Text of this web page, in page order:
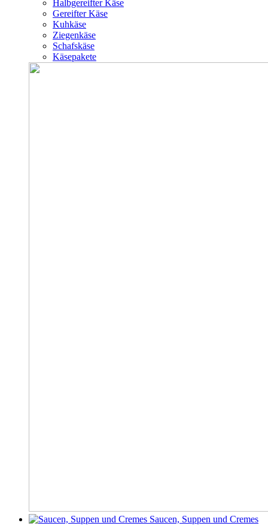
Halbgereifter Käse
Gereifter Käse
Kuhkäse
Ziegenkäse
Schafskäse
Käsepakete
Saucen, Suppen und Cremes